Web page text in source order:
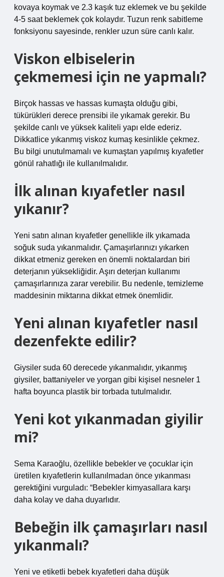
kovaya koymak ve 2.3 kaşık tuz eklemek ve bu şekilde
4-5 saat beklemek çok kolaydır. Tuzun renk sabitleme
fonksiyonu sayesinde, renkler uzun süre canlı kalır.
Viskon elbiselerin
çekmemesi için ne yapmalı?
Birçok hassas ve hassas kumaşta olduğu gibi,
tükürükleri derece prensibi ile yıkamak gerekir. Bu
şekilde canlı ve yüksek kaliteli yapı elde ederiz.
Dikkatlice yıkanmış viskoz kumaş kesinlikle çekmez.
Bu bilgi unutulmamalı ve kumaştan yapılmış kıyafetler
gönül rahatlığı ile kullanılmalıdır.
İlk alınan kıyafetler nasıl
yıkanır?
Yeni satın alınan kıyafetler genellikle ilk yıkamada
soğuk suda yıkanmalıdır. Çamaşırlarınızı yıkarken
dikkat etmeniz gereken en önemli noktalardan biri
deterjanın yüksekliğidir. Aşırı deterjan kullanımı
çamaşırlarınıza zarar verebilir. Bu nedenle, temizleme
maddesinin miktarına dikkat etmek önemlidir.
Yeni alınan kıyafetler nasıl
dezenfekte edilir?
Giysiler suda 60 derecede yıkanmalıdır, yıkanmış
giysiler, battaniyeler ve yorgan gibi kişisel nesneler 1
hafta boyunca plastik bir torbada tutulmalıdır.
Yeni kot yıkanmadan giyilir
mi?
Sema Karaoğlu, özellikle bebekler ve çocuklar için
üretilen kıyafetlerin kullanılmadan önce yıkanması
gerektiğini vurguladı: “Bebekler kimyasallara karşı
daha kolay ve daha duyarlıdır.
Bebeğin ilk çamaşırları nasıl
yıkanmalı?
Yeni ve etiketli bebek kıyafetleri daha düşük